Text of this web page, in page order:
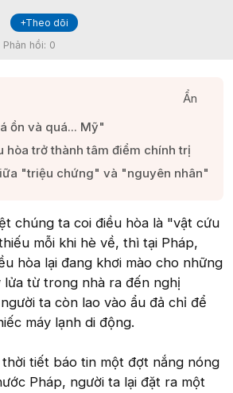
+Theo dõi
Phản hồi: 0
Ẩn
ồn và quá... Mỹ"​
hòa trở thành tâm điểm chính trị​
"triệu chứng" và "nguyên nhân"​
chúng ta coi điều hòa là "vật cứu
mỗi khi hè về, thì tại Pháp,
hòa lại đang khơi mào cho những
lửa từ trong nhà ra đến nghị
ta còn lao vào ẩu đả chỉ để
máy lạnh di động.
tiết báo tin một đợt nắng nóng
Pháp, người ta lại đặt ra một